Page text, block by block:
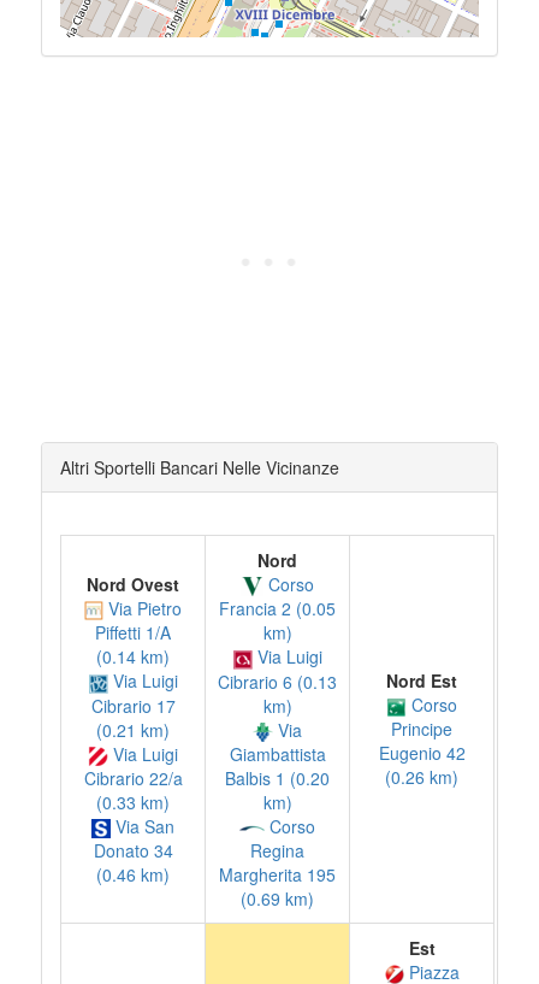
Altri Sportelli Bancari Nelle Vicinanze
Nord Ovest
Via Pietro
Piffetti 1/A
(0.14 km)
Via Luigi
Cibrario 17
(0.21 km)
Via Luigi
Cibrario 22/a
(0.33 km)
Via San
Donato 34
(0.46 km)
Nord
Corso
Francia 2 (0.05
km)
Via Luigi
Cibrario 6 (0.13
km)
Via
Giambattista
Balbis 1 (0.20
km)
Corso
Regina
Margherita 195
(0.69 km)
Nord Est
Corso
Principe
Eugenio 42
(0.26 km)
Est
Piazza